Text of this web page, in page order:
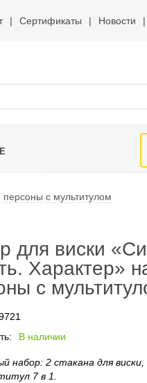
Сертификаты Новости
с мультитулом
для виски
Характер»
с
В наличии
набор: 2 стакана для виски,
7 в 1.